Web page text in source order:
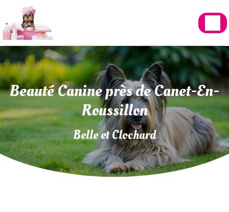
Beauté Canine près de Canet-En-
Roussillon
Belle et Clochard
Panneau de gestion des cookies